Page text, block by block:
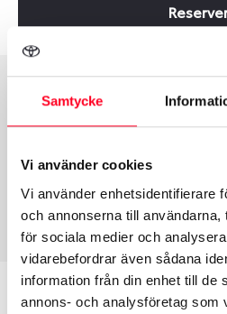
Samtycke
Vi använder cookies
Vi använder enhetsidentifierare
och annonserna till användarna,
för sociala medier och
vidarebefordrar även sådana
information från din enhet till de
annons- och analysföretag som
Group
Fälg PV/C LM
Tum
16
40
Centre Diameter
100
Art
6506
Passar denna fälg